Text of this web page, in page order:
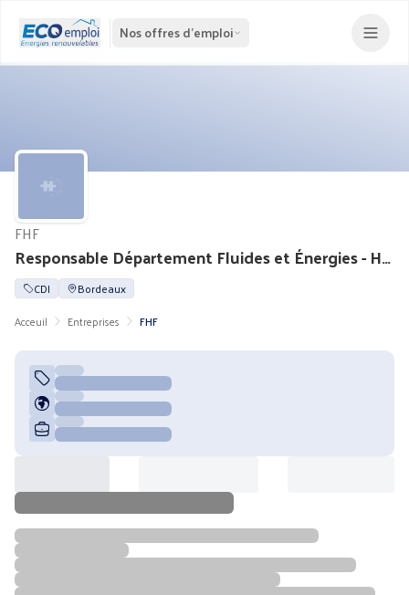
Nos offres d'emploi
Responsable Département Fluides et Énergies - H/F
FHF
CDI
Bordeaux
Acceuil
Entreprises FHF